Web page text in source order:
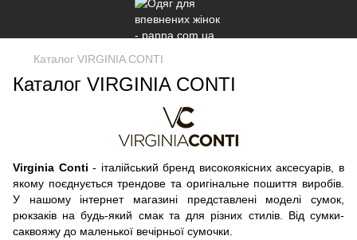
Каталог VIRGINIA CONTI
Каталог VIRGINIA CONTI
Virginia Conti - італійський бренд високоякісних аксесуарів, в
якому поєднується трендове та оригінальне пошиття виробів.
У нашому інтернет магазині представлені моделі сумок,
рюкзаків на будь-який смак та для різних стилів. Від сумки-
саквояжу до маленької вечірньої сумочки.